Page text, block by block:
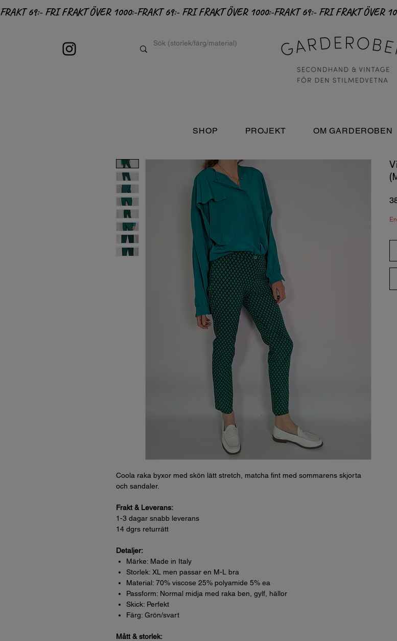
FRAKT 69:- FRI FRAKT ÖVER 1000:-
SHOP PROJEKT OM GARDEROBEN
Coola raka byxor med skön lätt stretch, matcha fint med sommarens skjorta
och sandaler.
Frakt & Leverans:
1-3 dagar snabb leverans
14 dgrs returrätt
Detaljer:
Märke: Made in Italy
Storlek: XL men passar en M-L bra
Material: 70% viscose 25% polyamide 5% ea
Passform: Normal midja med raka ben, gylf, hällor
Skick: Perfekt
Färg: Grön/svart
Mått & storlek: